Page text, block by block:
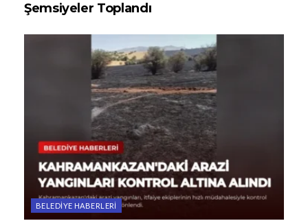
Şemsiyeler Toplandı
BELEDIYE HABERLERI